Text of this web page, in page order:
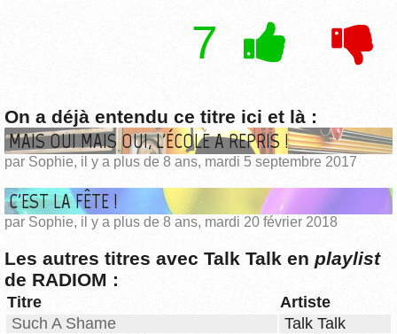
7
On a déjà entendu ce titre ici et là :
MAIS OUI MAIS OUI, L'ÉCOLE A REPRIS !
par Sophie, il y a plus de 8 ans, mardi 5 septembre 2017
C'EST LA FÊTE !
par Sophie, il y a plus de 8 ans, mardi 20 février 2018
Les autres titres avec Talk Talk en playlist
de RADIOM :
Titre
Artiste
Such A Shame
Talk Talk